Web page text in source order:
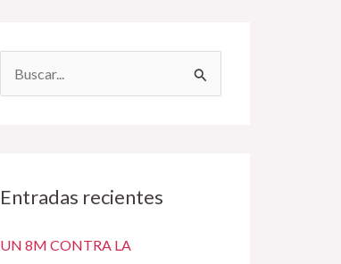
a
p
Entradas recientes
UN 8M CONTRA LA